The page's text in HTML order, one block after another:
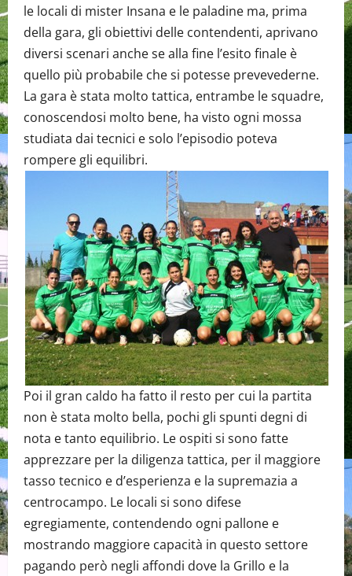
le locali di mister Insana e le paladine ma, prima
della gara, gli obiettivi delle contendenti, aprivano
diversi scenari anche se alla fine l’esito finale è
quello più probabile che si potesse prevevederne.
La gara è stata molto tattica, entrambe le squadre,
conoscendosi molto bene, ha visto ogni mossa
studiata dai tecnici e solo l’episodio poteva
rompere gli equilibri.
Poi il gran caldo ha fatto il resto per cui la partita
non è stata molto bella, pochi gli spunti degni di
nota e tanto equilibrio. Le ospiti si sono fatte
apprezzare per la diligenza tattica, per il maggiore
tasso tecnico e d’esperienza e la supremazia a
centrocampo. Le locali si sono difese
egregiamente, contendendo ogni pallone e
mostrando maggiore capacità in questo settore
pagando però negli affondi dove la Grillo e la